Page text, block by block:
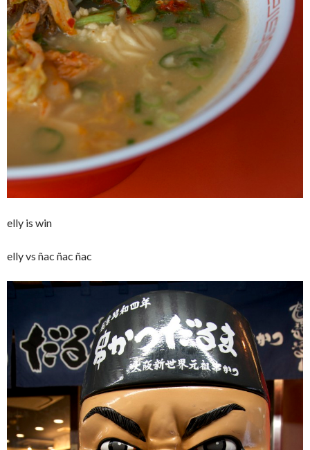
elly is win
elly vs ñac ñac ñac